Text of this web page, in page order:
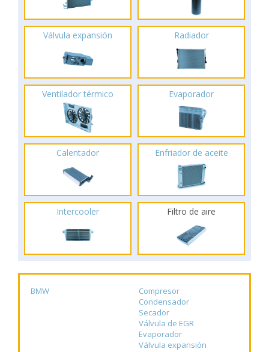
Válvula expansión Radiador
Ventilador térmico Evaporador
Calentador Enfriador de aceite
Intercooler Filtro de aire
BMW
Compresor
Condensador
Secador
Válvula de EGR
Evaporador
Válvula expansión